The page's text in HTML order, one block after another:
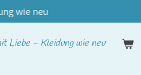
Liebe - Kleidung wie neu
wie neu